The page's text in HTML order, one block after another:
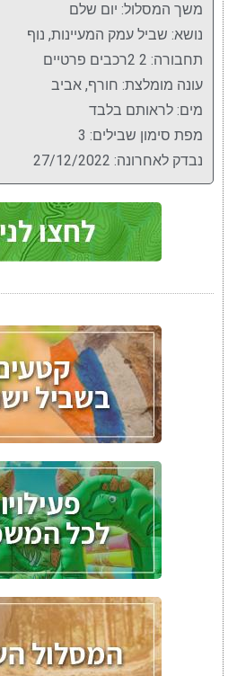
משך המסלול: יום שלם
נושא: שביל עמק המעיינות, נוף
תחבורה: 2 2רכבים פרטיים
עונה מומלצת: חורף, אביב
מים: לראותם בלבד
מפת סימון שבילים: 3
נבדק לאחרונה: 27/12/2022